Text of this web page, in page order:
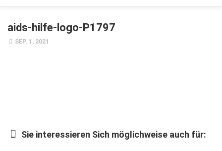
Forschung
aids-hilfe-logo-P1797
SEP. 1, 2021
Sie interessieren Sich möglichweise auch für: